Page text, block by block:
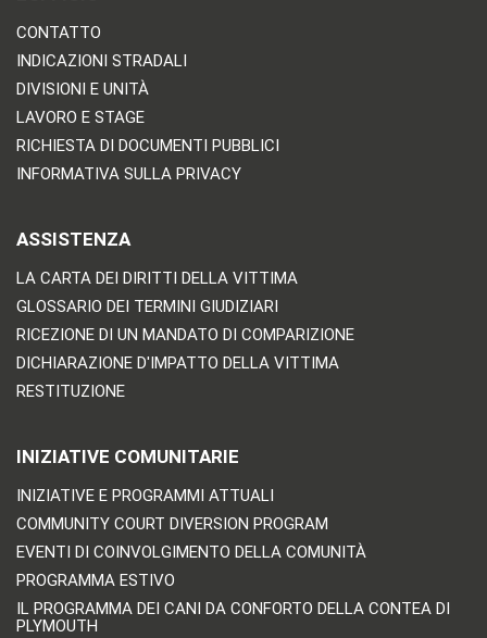
CONTATTO
INDICAZIONI STRADALI
DIVISIONI E UNITÀ
LAVORO E STAGE
RICHIESTA DI DOCUMENTI PUBBLICI
INFORMATIVA SULLA PRIVACY
ASSISTENZA
LA CARTA DEI DIRITTI DELLA VITTIMA
GLOSSARIO DEI TERMINI GIUDIZIARI
RICEZIONE DI UN MANDATO DI COMPARIZIONE
DICHIARAZIONE D'IMPATTO DELLA VITTIMA
RESTITUZIONE
INIZIATIVE COMUNITARIE
INIZIATIVE E PROGRAMMI ATTUALI
COMMUNITY COURT DIVERSION PROGRAM
EVENTI DI COINVOLGIMENTO DELLA COMUNITÀ
PROGRAMMA ESTIVO
IL PROGRAMMA DEI CANI DA CONFORTO DELLA CONTEA DI
PLYMOUTH